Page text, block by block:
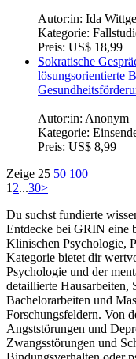
Autor:in: Ida
Kategorie:
Preis: US$ 18,99
Sokratische
lösungsorientierte
Autor:in: Anonym
Kategorie:
Preis: US$ 8,99
Zeige 25 50 100
12...30>
Du suchst fundierte
Entdecke bei GRIN eine
Klinischen Psychologie,
Kategorie bietet dir
Psychologie und der
detaillierte Hausarbeiten,
Bachelorarbeiten und
Forschungsfeldern. Von
Angststörungen und
Zwangsstörungen und